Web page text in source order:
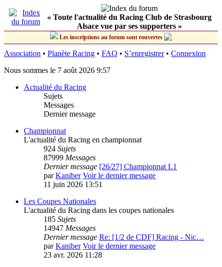
« Toute l'actualité du Racing Club de Strasbourg
Alsace vue par ses supporters »
Les inscriptions au forum sont rouvertes
Association • Planète Racing • FAQ • S’enregistrer• Connexion
Nous sommes le 7 août 2026 9:57
Actualité du Racing
Sujets
Messages
Dernier message
Championnat
L'actualité du Racing en championnat
924 Sujets
87999 Messages
Dernier message [26/27] Championnat L1
parKaniber Voir le dernier message
11 juin 2026 13:51
Les Coupes Nationales
L'actualité du Racing dans les coupes nationales
185 Sujets
14947 Messages
Dernier message Re: [1/2 de CDF] Racing - Nic…
parKaniber Voir le dernier message
23 avr. 2026 11:28